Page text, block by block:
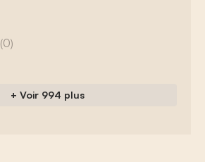
(0)
+ Voir 994 plus